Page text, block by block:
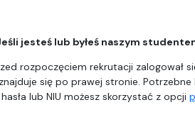
jesteś lub byłeś naszym
rozpoczęciem rekrutacji zalogował
się po prawej stronie. Potrzebne
lub NIU możesz skorzystać z opcji